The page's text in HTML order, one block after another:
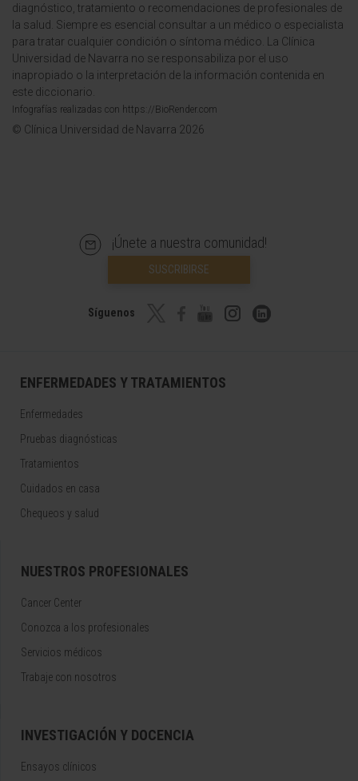
diagnóstico, tratamiento o recomendaciones de profesionales de
la salud. Siempre es esencial consultar a un médico o especialista
para tratar cualquier condición o síntoma médico. La Clínica
Universidad de Navarra no se responsabiliza por el uso
inapropiado o la interpretación de la información contenida en
este diccionario.
Infografías realizadas con https://BioRender.com
© Clínica Universidad de Navarra 2026
¡Únete a nuestra comunidad!
SUSCRIBIRSE
Síguenos
ENFERMEDADES Y TRATAMIENTOS
Enfermedades
Pruebas diagnósticas
Tratamientos
Cuidados en casa
Chequeos y salud
NUESTROS PROFESIONALES
Cancer Center
Conozca a los profesionales
Servicios médicos
Trabaje con nosotros
INVESTIGACIÓN Y DOCENCIA
Ensayos clínicos